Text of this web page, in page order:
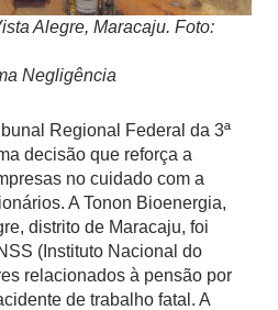
Alegre, Maracaju. Foto:
Negligência
Regional Federal da 3ª
decisão que reforça a
no cuidado com a
A Tonon Bioenergia,
distrito de Maracaju, foi
(Instituto Nacional do
relacionados à pensão por
de trabalho fatal. A